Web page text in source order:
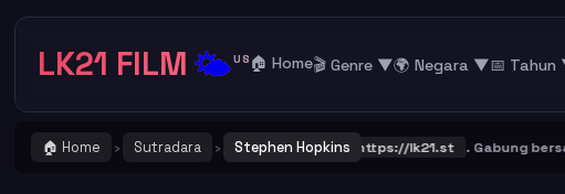
LK21 FILM🌤️US 🏠 Home🎬 Genre ▼🌍 Negara ▼📅 Tahun
🏠 Home › Sutradara › Stephen Hopkins
! Catat dan Bookmark alamat URL LK21 https://lk21.st . Gabung